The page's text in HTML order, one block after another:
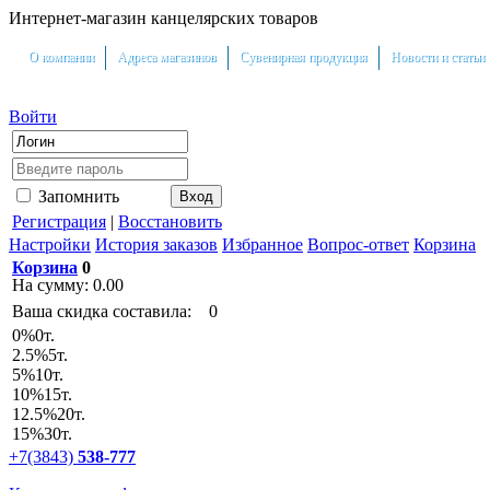
Интернет-магазин канцелярских товаров
О компании Адреса магазинов Сувенирная продукция Новости и статьи
Войти
Запомнить
Регистрация | Восстановить
Настройки История заказов Избранное Вопрос-ответ Корзина
Корзина 0
На сумму: 0.00
Ваша скидка составила:
0
0%0т.
2.5%5т.
5%10т.
10%15т.
12.5%20т.
15%30т.
+7(3843) 538-777